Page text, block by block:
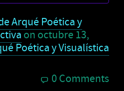
Arqué Poética y
on octubre 13,
Poética y Visualística
0 Comments